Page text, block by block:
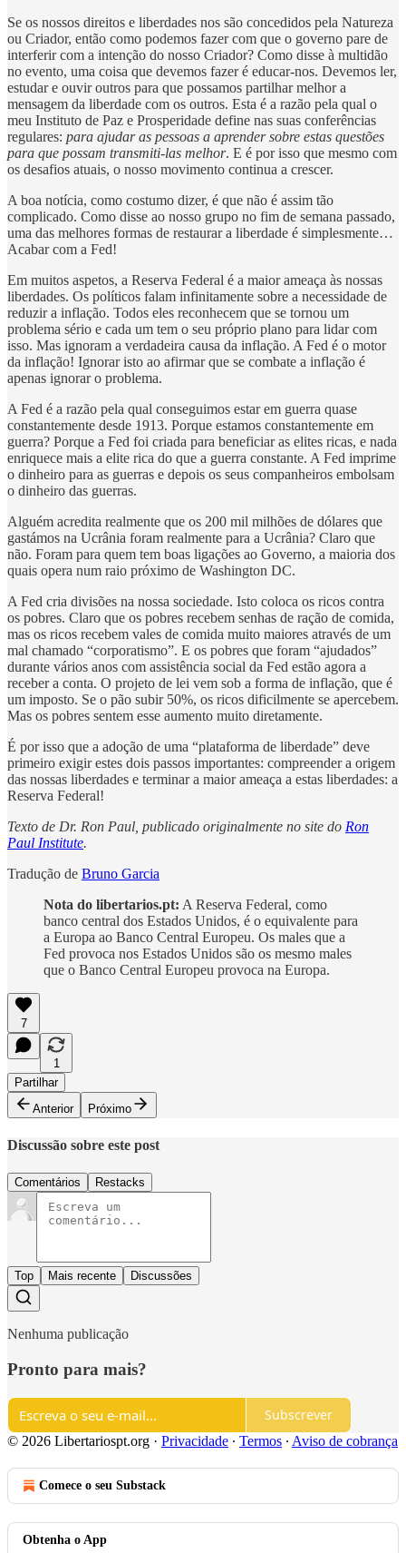
Se os nossos direitos e liberdades nos são concedidos pela Natureza
ou Criador, então como podemos fazer com que o governo pare de
interferir com a intenção do nosso Criador? Como disse à multidão
no evento, uma coisa que devemos fazer é educar-nos. Devemos ler,
estudar e ouvir outros para que possamos partilhar melhor a
mensagem da liberdade com os outros. Esta é a razão pela qual o
meu Instituto de Paz e Prosperidade define nas suas conferências
regulares: para ajudar as pessoas a aprender sobre estas questões
para que possam transmiti-las melhor. E é por isso que mesmo com
os desafios atuais, o nosso movimento continua a crescer.
A boa notícia, como costumo dizer, é que não é assim tão
complicado. Como disse ao nosso grupo no fim de semana passado,
uma das melhores formas de restaurar a liberdade é simplesmente…
Acabar com a Fed!
Em muitos aspetos, a Reserva Federal é a maior ameaça às nossas
liberdades. Os políticos falam infinitamente sobre a necessidade de
reduzir a inflação. Todos eles reconhecem que se tornou um
problema sério e cada um tem o seu próprio plano para lidar com
isso. Mas ignoram a verdadeira causa da inflação. A Fed é o motor
da inflação! Ignorar isto ao afirmar que se combate a inflação é
apenas ignorar o problema.
A Fed é a razão pela qual conseguimos estar em guerra quase
constantemente desde 1913. Porque estamos constantemente em
guerra? Porque a Fed foi criada para beneficiar as elites ricas, e nada
enriquece mais a elite rica do que a guerra constante. A Fed imprime
o dinheiro para as guerras e depois os seus companheiros embolsam
o dinheiro das guerras.
Alguém acredita realmente que os 200 mil milhões de dólares que
gastámos na Ucrânia foram realmente para a Ucrânia? Claro que
não. Foram para quem tem boas ligações ao Governo, a maioria dos
quais opera num raio próximo de Washington DC.
A Fed cria divisões na nossa sociedade. Isto coloca os ricos contra
os pobres. Claro que os pobres recebem senhas de ração de comida,
mas os ricos recebem vales de comida muito maiores através de um
mal chamado “corporatismo”. E os pobres que foram “ajudados”
durante vários anos com assistência social da Fed estão agora a
receber a conta. O projeto de lei vem sob a forma de inflação, que é
um imposto. Se o pão subir 50%, os ricos dificilmente se apercebem.
Mas os pobres sentem esse aumento muito diretamente.
É por isso que a adoção de uma “plataforma de liberdade” deve
primeiro exigir estes dois passos importantes: compreender a origem
das nossas liberdades e terminar a maior ameaça a estas liberdades: a
Reserva Federal!
Texto de Dr. Ron Paul, publicado originalmente no site do Ron
Paul Institute.
Tradução de Bruno Garcia
Nota do libertarios.pt: A Reserva Federal, como
banco central dos Estados Unidos, é o equivalente para
a Europa ao Banco Central Europeu. Os males que a
Fed provoca nos Estados Unidos são os mesmo males
que o Banco Central Europeu provoca na Europa.
7
1
Partilhar
Anterior
Próximo
Discussão sobre este post
Comentários Restacks
Top Mais recente Discussões
Nenhuma publicação
Pronto para mais?
Subscrever
© 2026 Libertariospt.org · Privacidade ∙ Termos ∙ Aviso de cobrança
Comece o seu Substack
Obtenha o App